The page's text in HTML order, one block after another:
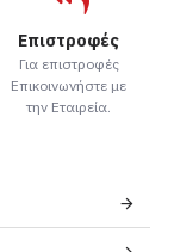
Επιστροφές
Για επιστροφές
Επικοινωνήστε με
την Εταιρεία.